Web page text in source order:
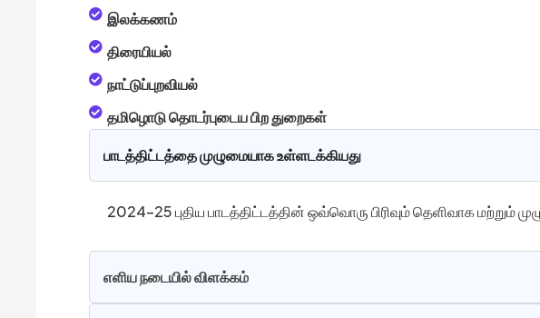
இலக்கணம்
திரையியல்
நாட்டுப்புறவியல்
தமிழொடு தொடர்புடைய பிற துறைகள்
பாடத்திட்டத்தை முழுமையாக உள்ளடக்கியது
2024–25 புதிய பாடத்திட்டத்தின் ஒவ்வொரு பிரிவும் தெளிவாக மற்றும்
எளிய நடையில் விளக்கம்